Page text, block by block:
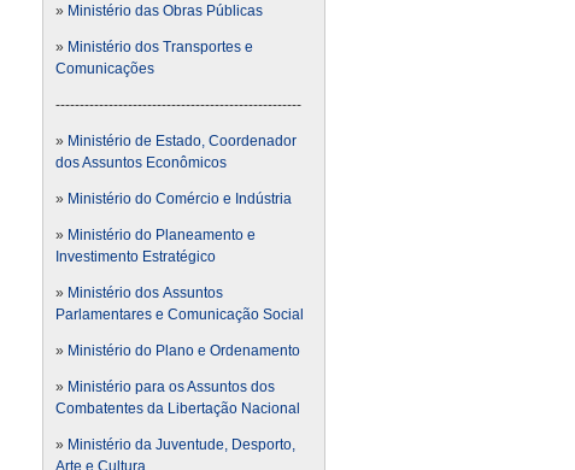
» Ministério das Obras Públicas
» Ministério dos Transportes e
Comunicações
---------------------------------------------------
» Ministério de Estado, Coordenador
dos Assuntos Econômicos
» Ministério do Comércio e Indústria
» Ministério do Planeamento e
Investimento Estratégico
» Ministério dos Assuntos
Parlamentares e Comunicação Social
» Ministério do Plano e Ordenamento
» Ministério para os Assuntos dos
Combatentes da Libertação Nacional
» Ministério da Juventude, Desporto,
Arte e Cultura